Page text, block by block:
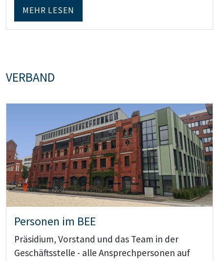
MEHR LESEN
VERBAND
Teaser: Personen im BEE
Personen im BEE
Präsidium, Vorstand und das Team in der
Geschäftsstelle - alle Ansprechpersonen auf